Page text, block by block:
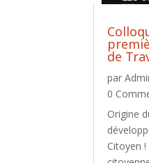
de
par
0
Origine
Citoyen !